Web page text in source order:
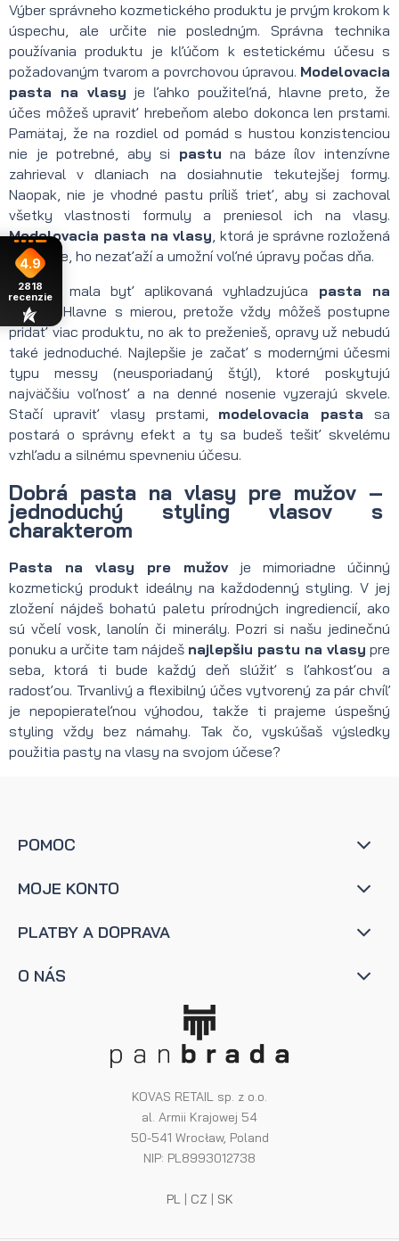
Výber správneho kozmetického produktu je prvým krokom k
úspechu, ale určite nie posledným. Správna technika
používania produktu je kľúčom k estetickému účesu s
požadovaným tvarom a povrchovou úpravou. Modelovacia
pasta na vlasy je ľahko použiteľná, hlavne preto, že
účes môžeš upraviť hrebeňom alebo dokonca len prstami.
Pamätaj, že na rozdiel od pomád s hustou konzistenciou
nie je potrebné, aby si pastu na báze ílov intenzívne
zahrieval v dlaniach na dosiahnutie tekutejšej formy.
Naopak, nie je vhodné pastu príliš trieť, aby si zachoval
všetky vlastnosti formuly a preniesol ich na vlasy.
Modelovacia pasta na vlasy, ktorá je správne rozložená
po účese, ho nezaťaží a umožní voľné úpravy počas dňa.
Ako by mala byť aplikovaná vyhladzujúca pasta na
vlasy
? Hlavne s mierou, pretože vždy môžeš postupne
pridať viac produktu, no ak to preženieš, opravy už nebudú
také jednoduché. Najlepšie je začať s modernými účesmi
typu messy (neusporiadaný štýl), ktoré poskytujú
najväčšiu voľnosť a na denné nosenie vyzerajú skvele.
Stačí upraviť vlasy prstami, modelovacia pasta sa
postará o správny efekt a ty sa budeš tešiť skvelému
vzhľadu a silnému spevneniu účesu.
Dobrá pasta na vlasy pre mužov –
jednoduchý styling vlasov s
charakterom
Pasta na vlasy pre mužovje mimoriadne účinný
kozmetický produkt ideálny na každodenný styling. V jej
zložení nájdeš bohatú paletu prírodných ingrediencií, ako
sú včelí vosk, lanolín či minerály. Pozri si našu jedinečnú
ponuku a určite tam nájdeš najlepšiu pastu na vlasy pre
seba, ktorá ti bude každý deň slúžiť s ľahkosťou a
radosťou. Trvanlivý a flexibilný účes vytvorený za pár chvíľ
je nepopierateľnou výhodou, takže ti prajeme úspešný
styling vždy bez námahy. Tak čo, vyskúšaš výsledky
použitia pasty na vlasy na svojom účese?
POMOC
MOJE KONTO
PLATBY A DOPRAVA
O NÁS
KOVAS RETAIL sp. z o.o.
al. Armii Krajowej 54
50-541 Wrocław, Poland
NIP: PL8993012738
PL| CZ SK
4.9
2818
recenzie